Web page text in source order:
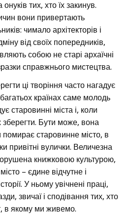
тих, хто їх закинув.
вони привертають
чимало архітекторів і
від своїх попередників,
собою не старі архаїчні
справжнього мистецтва.
ці творіння часто нагадує
країнах саме молодь
старовинні міста і, коли
зберегти. Бути може, вона
старовинне місто, в
привітні вулички. Величезна
книжковою культурою,
– єдине відчутне і
У ньому увічнені праці,
звичаї і сподівання тих, хто
в якому ми живемо.